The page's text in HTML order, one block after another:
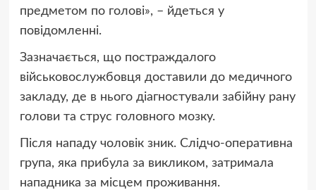
предметом по голові», – йдеться у
повідомленні.
Зазначається, що постраждалого
військовослужбовця доставили до медичного
закладу, де в нього діагностували забійну рану
голови та струс головного мозку.
Після нападу чоловік зник. Слідчо-оперативна
група, яка прибула за викликом, затримала
нападника за місцем проживання.